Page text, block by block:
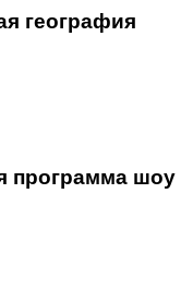
география
программа шоу​